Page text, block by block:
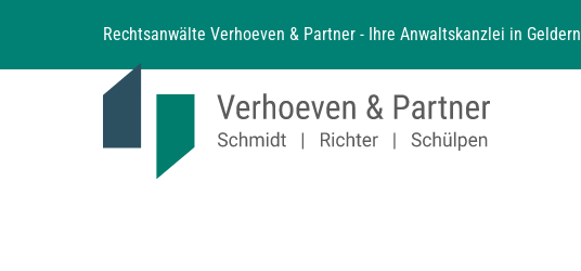
Rechtsanwälte Verhoeven & Partner - Ihre Anwaltskanzlei in Geldern